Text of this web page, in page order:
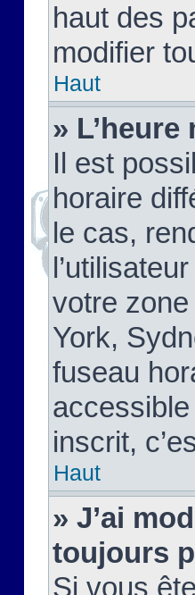
haut des
modifier
Haut
»
Il est
horaire
le cas,
votre
York,
fuseau
inscrit,
Haut
» J’ai
toujours
Si vous